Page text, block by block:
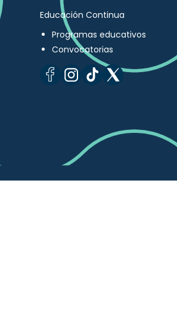
Educación Continua
Programas educativos
Convocatorias